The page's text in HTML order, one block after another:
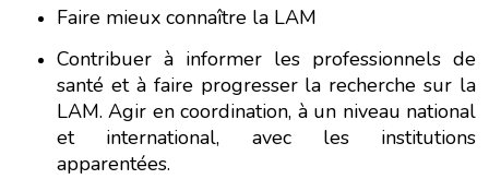
Faire mieux connaître la LAM
Contribuer à informer les professionnels de
santé et à faire progresser la recherche sur la
LAM. Agir en coordination, à un niveau national
et international, avec les institutions
apparentées.